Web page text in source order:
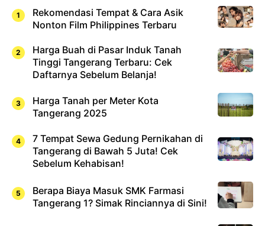
Rekomendasi Tempat & Cara Asik
Nonton Film Philippines Terbaru
Harga Buah di Pasar Induk Tanah
Tinggi Tangerang Terbaru: Cek
Daftarnya Sebelum Belanja!
Harga Tanah per Meter Kota
Tangerang 2025
7 Tempat Sewa Gedung Pernikahan di
Tangerang di Bawah 5 Juta! Cek
Sebelum Kehabisan!
Berapa Biaya Masuk SMK Farmasi
Tangerang 1? Simak Rinciannya di Sini!